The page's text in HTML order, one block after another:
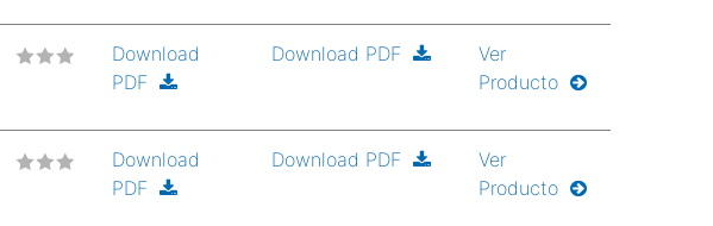
Download
PDF
Download PDF
Ver
Producto
Download
PDF
Download PDF
Ver
Producto